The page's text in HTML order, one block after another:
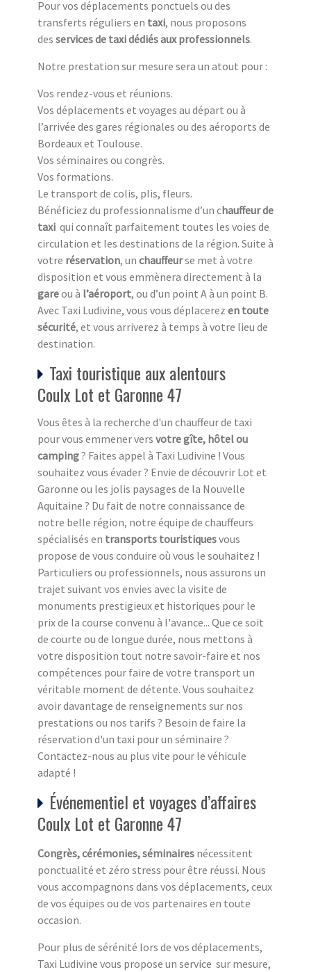
Pour vos déplacements ponctuels ou des
transferts réguliers en taxi, nous proposons
des services de taxi dédiés aux professionnels.
Notre prestation sur mesure sera un atout pour :
Vos rendez-vous et réunions.
Vos déplacements et voyages au départ ou à
l’arrivée des gares régionales ou des aéroports de
Bordeaux et Toulouse.
Vos séminaires ou congrès.
Vos formations.
Le transport de colis, plis, fleurs.
Bénéficiez du professionnalisme d’un chauffeur de
taxi qui connaît parfaitement toutes les voies de
circulation et les destinations de la région. Suite à
votre réservation, un chauffeurse met à votre
disposition et vous emmènera directement à la
gareou à l’aéroport, ou d’un point A à un point B.
Avec Taxi Ludivine, vous vous déplacerez en toute
sécurité, et vous arriverez à temps à votre lieu de
destination.
Taxi touristique aux alentours
Coulx Lot et Garonne 47
Vous êtes à la recherche d'un chauffeur de taxi
pour vous emmener vers votre gîte, hôtel ou
camping? Faites appel à Taxi Ludivine ! Vous
souhaitez vous évader ? Envie de découvrir Lot et
Garonne ou les jolis paysages de la Nouvelle
Aquitaine ? Du fait de notre connaissance de
notre belle région, notre équipe de chauffeurs
spécialisés en transports touristiquesvous
propose de vous conduire où vous le souhaitez !
Particuliers ou professionnels, nous assurons un
trajet suivant vos envies avec la visite de
monuments prestigieux et historiques pour le
prix de la course convenu à l'avance... Que ce soit
de courte ou de longue durée, nous mettons à
votre disposition tout notre savoir-faire et nos
compétences pour faire de votre transport un
véritable moment de détente. Vous souhaitez
avoir davantage de renseignements sur nos
prestations ou nos tarifs ? Besoin de faire la
réservation d'un taxi pour un séminaire ?
Contactez-nous au plus vite pour le véhicule
adapté !
Événementiel et voyages d’affaires
Coulx Lot et Garonne 47
Congrès, cérémonies, séminaires nécessitent
ponctualité et zéro stress pour être réussi. Nous
vous accompagnons dans vos déplacements, ceux
de vos équipes ou de vos partenaires en toute
occasion.
Pour plus de sérénité lors de vos déplacements,
Taxi Ludivine vous propose un service sur mesure,